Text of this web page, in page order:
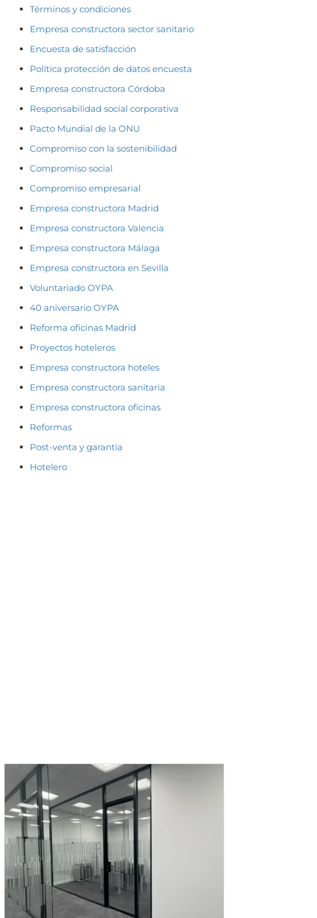
Términos y condiciones
Empresa constructora sector sanitario
Encuesta de satisfacción
Política protección de datos encuesta
Empresa constructora Córdoba
Responsabilidad social corporativa
Pacto Mundial de la ONU
Compromiso con la sostenibilidad
Compromiso social
Compromiso empresarial
Empresa constructora Madrid
Empresa constructora Valencia
Empresa constructora Málaga
Empresa constructora en Sevilla
Voluntariado OYPA
40 aniversario OYPA
Reforma oficinas Madrid
Proyectos hoteleros
Empresa constructora hoteles
Empresa constructora sanitaria
Empresa constructora oficinas
Reformas
Post-venta y garantía
Hotelero